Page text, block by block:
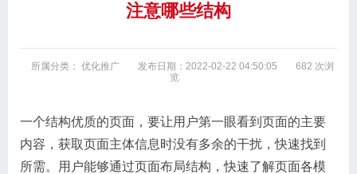
注意哪些结构
所属分类： 优化推广 发布日期：2022-02-22 04:50:05
682 次浏
览
一个结构优质的页面，要让用户第一眼看到页面的主要
内容，获取页面主体信息时没有多余的干扰，快速找到
所需。用户能够通过页面布局结构，快速了解页面各模